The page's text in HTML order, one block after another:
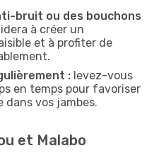
bruit ou des bouchons
à créer un
et à profiter de
: levez-vous
en temps pour favoriser
vos jambes.
et Malabo